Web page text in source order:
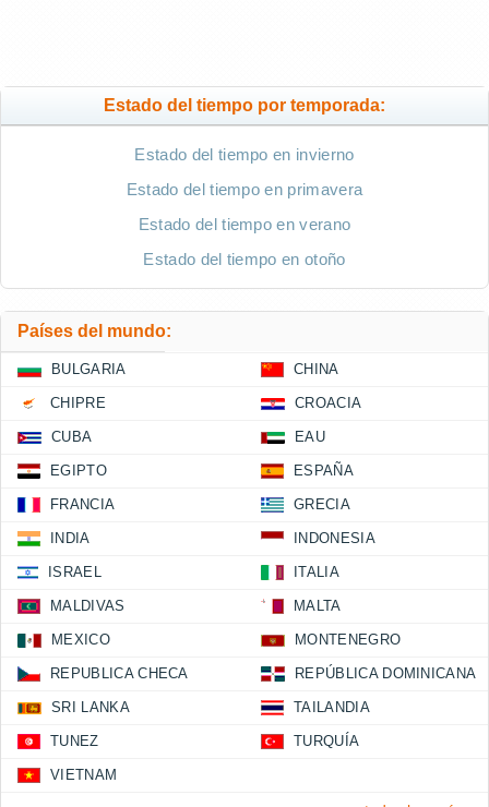
Estado del tiempo por temporada:
Estado del tiempo en invierno
Estado del tiempo en primavera
Estado del tiempo en verano
Estado del tiempo en otoño
Países del mundo:
BULGARIA CHINA
CHIPRE CROACIA
CUBA EAU
EGIPTO ESPAÑA
FRANCIA GRECIA
INDIA INDONESIA
ISRAEL ITALIA
MALDIVAS MALTA
MEXICO MONTENEGRO
REPUBLICA CHECA REPÚBLICA DOMINICANA
SRI LANKA TAILANDIA
TUNEZ TURQUÍA
VIETNAM